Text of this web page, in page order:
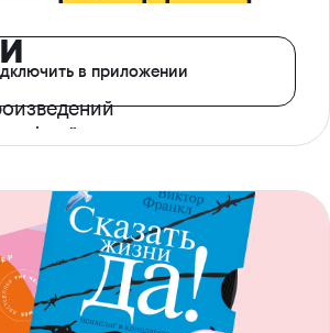
офлайн
в приложении